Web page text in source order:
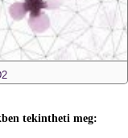
tekintheti meg: